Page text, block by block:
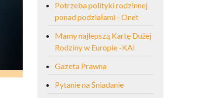
Potrzeba polityki rodzinnej
ponad podziałami - Onet
Mamy najlepszą Kartę Dużej
Rodziny w Europie -KAI
Gazeta Prawna
Pytanie na Śniadanie